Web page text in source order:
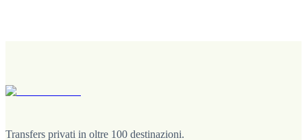
Transfers privati in oltre 100 destinazioni.